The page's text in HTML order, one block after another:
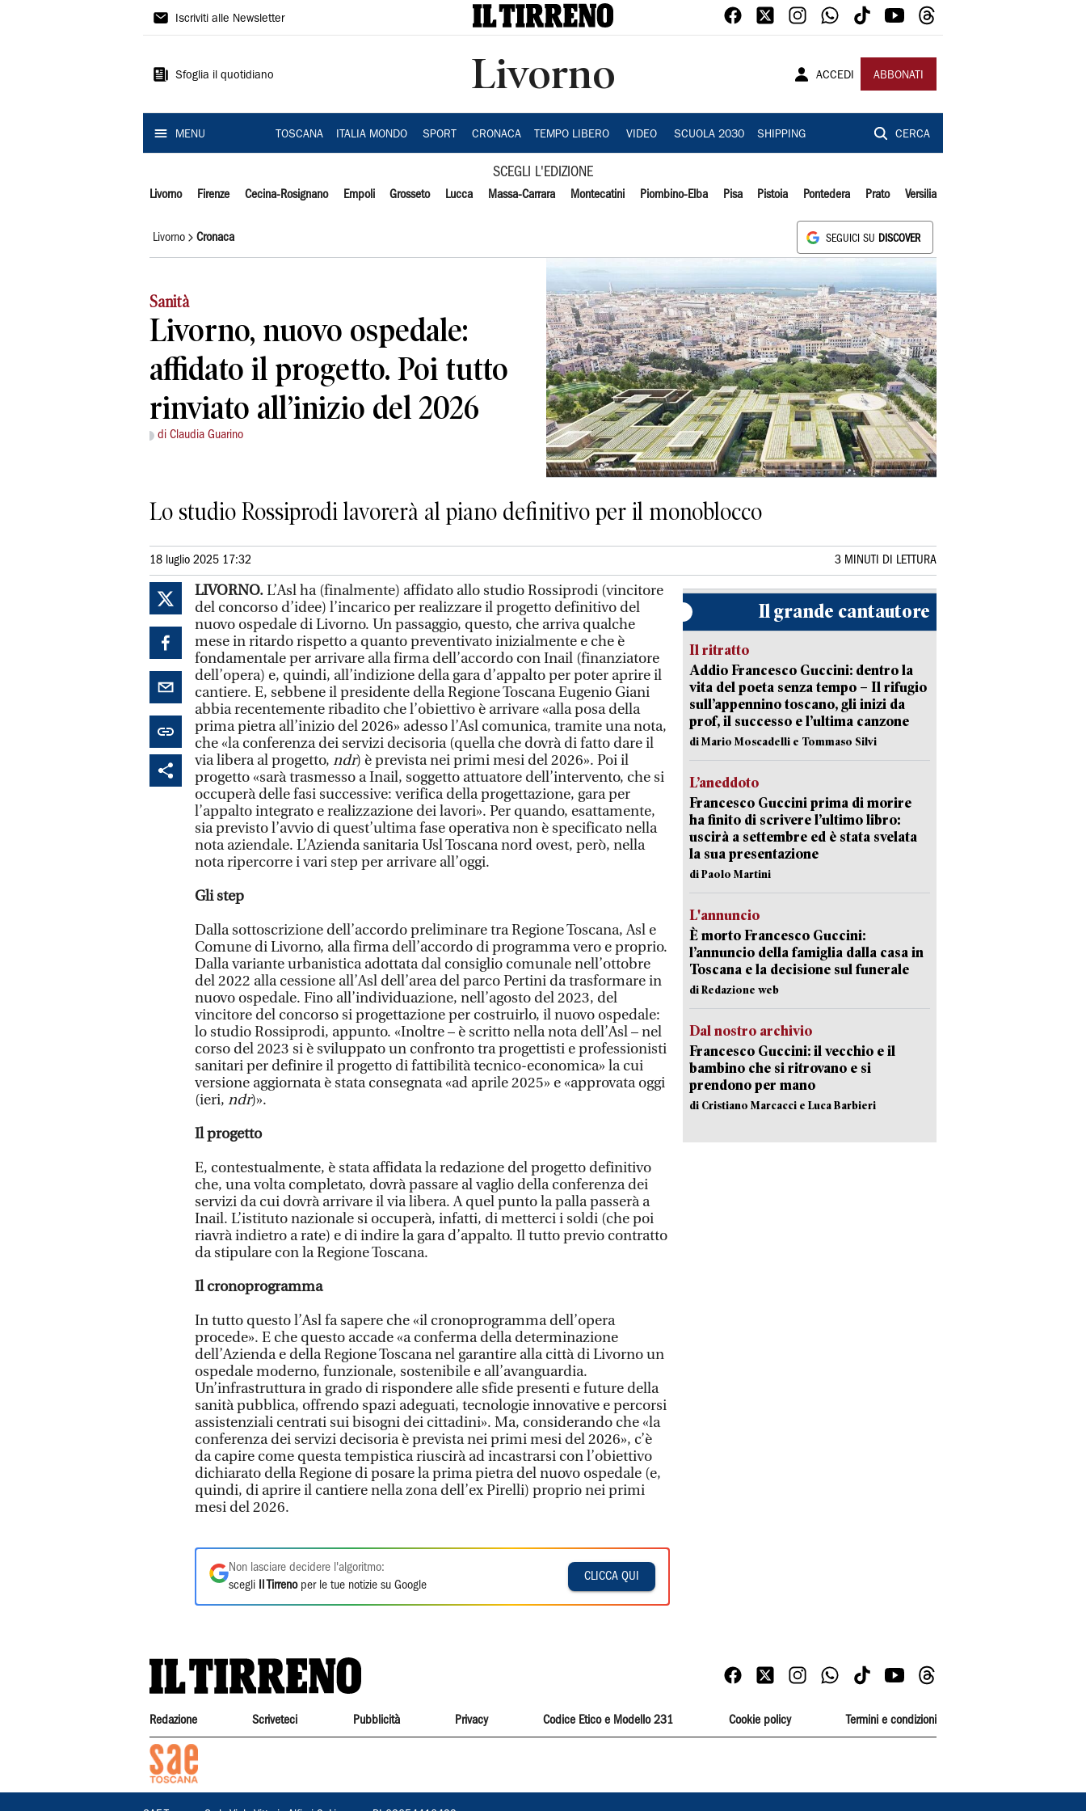
Il
Iscriviti alle Newsletter
Sfoglia il quotidiano Livorno ACCEDI ABBONATI
MENU TOSCANA ITALIA MONDO SPORT CRONACA TEMPO LIBERO VIDEO SCUOLA 2030 SHIPPING CERCA
SCEGLI L'EDIZIONE
Livorno Firenze Cecina-Rosignano Empoli Grosseto Lucca Massa-Carrara Montecatini Piombino-Elba Pisa Pistoia Pontedera Prato Versilia
Livorno Cronaca SEGUICI SU DISCOVER
Sanità
Livorno, nuovo ospedale:
affidato il progetto. Poi tutto
rinviato all’inizio del 2026
di Claudia Guarino
Lo studio Rossiprodi lavorerà al piano definitivo per il monoblocco
18 luglio 2025 17:32 3 MINUTI DI LETTURA
LIVORNO.L’Asl ha (finalmente) affidato allo studio Rossiprodi (vincitore
del concorso d’idee) l’incarico per realizzare il progetto definitivo del
nuovo ospedale di Livorno. Un passaggio, questo, che arriva qualche
mese in ritardo rispetto a quanto preventivato inizialmente e che è
fondamentale per arrivare alla firma dell’accordo con Inail (finanziatore
dell’opera) e, quindi, all’indizione della gara d’appalto per poter aprire il
cantiere. E, sebbene il presidente della Regione Toscana Eugenio Giani
abbia recentemente ribadito che l’obiettivo è arrivare «alla posa della
prima pietra all’inizio del 2026» adesso l’Asl comunica, tramite una nota,
che «la conferenza dei servizi decisoria (quella che dovrà di fatto dare il
via libera al progetto, ndr) è prevista nei primi mesi del 2026». Poi il
progetto «sarà trasmesso a Inail, soggetto attuatore dell’intervento, che si
occuperà delle fasi successive: verifica della progettazione, gara per
l’appalto integrato e realizzazione dei lavori». Per quando, esattamente,
sia previsto l’avvio di quest’ultima fase operativa non è specificato nella
nota aziendale. L’Azienda sanitaria Usl Toscana nord ovest, però, nella
nota ripercorre i vari step per arrivare all’oggi.
Gli step
Dalla sottoscrizione dell’accordo preliminare tra Regione Toscana, Asl e
Comune di Livorno, alla firma dell’accordo di programma vero e proprio.
Dalla variante urbanistica adottata dal consiglio comunale nell’ottobre
del 2022 alla cessione all’Asl dell’area del parco Pertini da trasformare in
nuovo ospedale. Fino all’individuazione, nell’agosto del 2023, del
vincitore del concorso si progettazione per costruirlo, il nuovo ospedale:
lo studio Rossiprodi, appunto. «Inoltre – è scritto nella nota dell’Asl – nel
corso del 2023 si è sviluppato un confronto tra progettisti e professionisti
sanitari per definire il progetto di fattibilità tecnico-economica» la cui
versione aggiornata è stata consegnata «ad aprile 2025» e «approvata oggi
(ieri, ndr)».
Il progetto
E, contestualmente, è stata affidata la redazione del progetto definitivo
che, una volta completato, dovrà passare al vaglio della conferenza dei
servizi da cui dovrà arrivare il via libera. A quel punto la palla passerà a
Inail. L’istituto nazionale si occuperà, infatti, di metterci i soldi (che poi
riavrà indietro a rate) e di indire la gara d’appalto. Il tutto previo contratto
da stipulare con la Regione Toscana.
Il cronoprogramma
In tutto questo l’Asl fa sapere che «il cronoprogramma dell’opera
procede». E che questo accade «a conferma della determinazione
dell’Azienda e della Regione Toscana nel garantire alla città di Livorno un
ospedale moderno, funzionale, sostenibile e all’avanguardia.
Un’infrastruttura in grado di rispondere alle sfide presenti e future della
sanità pubblica, offrendo spazi adeguati, tecnologie innovative e percorsi
assistenziali centrati sui bisogni dei cittadini». Ma, considerando che «la
conferenza dei servizi decisoria è prevista nei primi mesi del 2026», c’è
da capire come questa tempistica riuscirà ad incastrarsi con l’obiettivo
dichiarato della Regione di posare la prima pietra del nuovo ospedale (e,
quindi, di aprire il cantiere nella zona dell’ex Pirelli) proprio nei primi
mesi del 2026.
Non lasciare decidere l'algoritmo:
scegli
Il Tirrenoper le tue notizie su Google
CLICCA QUI
Il grande cantautore
Il ritratto
Addio Francesco Guccini: dentro la
vita del poeta senza tempo – Il rifugio
sull’appennino toscano, gli inizi da
prof, il successo e l’ultima canzone
di Mario Moscadelli e Tommaso Silvi
L’aneddoto
Francesco Guccini prima di morire
ha finito di scrivere l’ultimo libro:
uscirà a settembre ed è stata svelata
la sua presentazione
di Paolo Martini
L'annuncio
È morto Francesco Guccini:
l’annuncio della famiglia dalla casa in
Toscana e la decisione sul funerale
di Redazione web
Dal nostro archivio
Francesco Guccini: il vecchio e il
bambino che si ritrovano e si
prendono per mano
di Cristiano Marcacci e Luca Barbieri
Redazione Scriveteci Pubblicità Privacy Codice Etico e Modello 231 Cookie policy Termini e condizioni